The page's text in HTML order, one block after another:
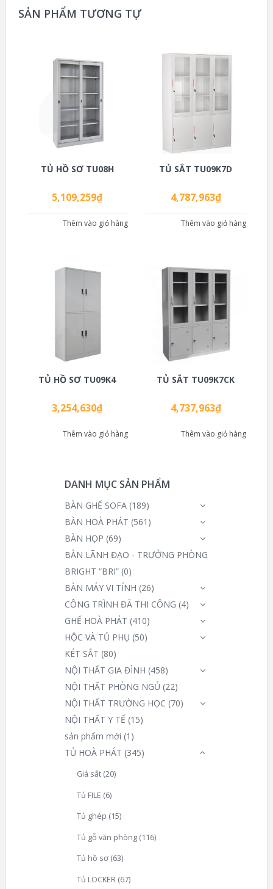
SẢN PHẨM TƯƠNG TỰ
TỦ HỒ SƠ TU08H
5,109,259₫
Thêm vào giỏ hàng
TỦ SẮT TU09K7D
4,787,963₫
Thêm vào giỏ hàng
TỦ HỒ SƠ TU09K4
3,254,630₫
Thêm vào giỏ hàng
TỦ SẮT TU09K7CK
4,737,963₫
Thêm vào giỏ hàng
DANH MỤC SẢN PHẨM
BÀN GHẾ SOFA (189)
BÀN HOÀ PHÁT (561)
BÀN HỌP (69)
BÀN LÃNH ĐẠO - TRƯỞNG PHÒNG
BRIGHT “BRI” (0)
BÀN MÁY VI TÍNH (26)
CÔNG TRÌNH ĐÃ THI CÔNG (4)
GHẾ HOÀ PHÁT (410)
HỘC VÀ TỦ PHỤ (50)
KÉT SẮT (80)
NỘI THẤT GIA ĐÌNH (458)
NỘI THẤT PHÒNG NGỦ (22)
NỘI THẤT TRƯỜNG HỌC (70)
NỘI THẤT Y TẾ (15)
sản phẩm mới (1)
TỦ HOÀ PHÁT (345)
Giá sắt (20)
Tủ FILE (6)
Tủ ghép (15)
Tủ gỗ văn phòng (116)
Tủ hồ sơ (63)
Tủ LOCKER (67)